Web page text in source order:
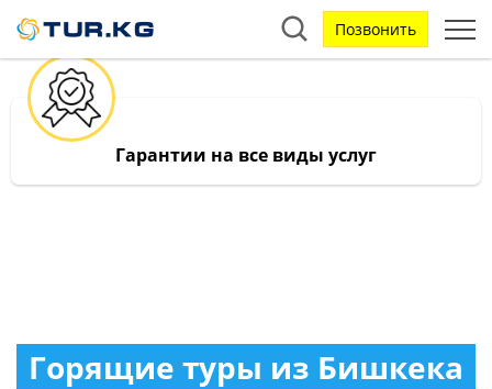
Позвонить
Гарантии на все виды услуг
Горящие туры из Бишкека